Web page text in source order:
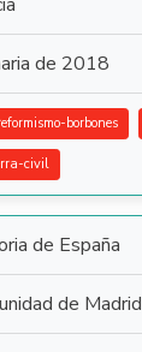
de 2018
borbones
civil
de España
de Madrid